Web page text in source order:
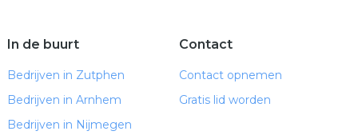
In de buurt
Bedrijven in Zutphen
Bedrijven in Arnhem
Bedrijven in Nijmegen
Contact
Contact opnemen
Gratis lid worden